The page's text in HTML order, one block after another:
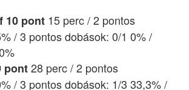
10 pont 15 perc / 2 pontos
/ 3 pontos dobások: 0/1 0% /
pont28 perc / 2 pontos
/ 3 pontos dobások: 1/3 33,3% /